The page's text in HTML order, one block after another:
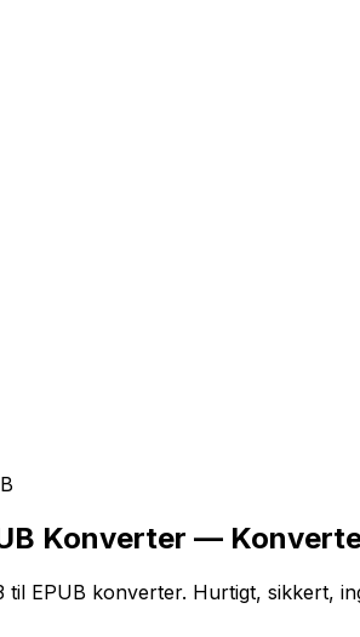
Konverter —
til EPUB konverter. Hurtigt, sikkert,